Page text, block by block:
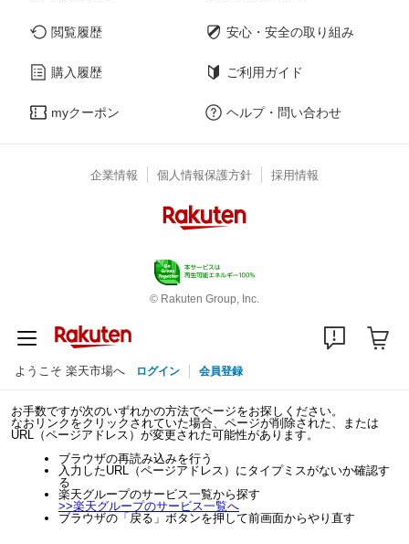
閲覧履歴
購入履歴
myクーポン
安心・安全の取り組み
ご利用ガイド
ヘルプ・問い合わせ
企業情報 個人情報保護方針 採用情報
© Rakuten Group, Inc.
ようこそ 楽天市場へ ログイン 会員登録
お手数ですが次のいずれかの方法でページをお探しください。
なおリンクをクリックされていた場合、ページが削除された、または
URL（ページアドレス）が変更された可能性があります。
ブラウザの再読み込みを行う
入力したURL（ページアドレス）にタイプミスがないか確認す
る
楽天グループのサービス一覧から探す
>>楽天グループのサービス一覧へ
ブラウザの「戻る」ボタンを押して前画面からやり直す